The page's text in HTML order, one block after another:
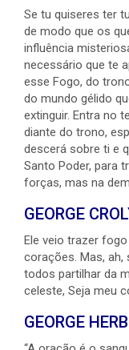
Se tu quiseres ter
de modo que os
influência
necessário que te
esse Fogo, do
do mundo gélido
extinguir. Entra no
diante do trono,
descerá sobre ti e
Santo Poder, para
forças, mas na
GEORGE
Ele veio trazer
corações. Mas, ah,
todos partilhar da
celeste, Seja meu
GEORGE